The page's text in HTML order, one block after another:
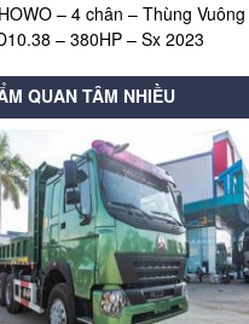
– 4 chân – Thùng Vuông
– 380HP – Sx 2023
QUAN TÂM NHIỀU